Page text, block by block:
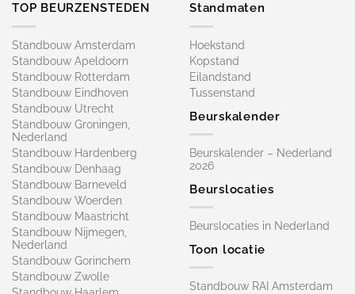
TOP BEURZENSTEDEN
Standbouw Amsterdam
Standbouw Apeldoorn
Standbouw Rotterdam
Standbouw Eindhoven
Standbouw Utrecht
Standbouw Groningen,
Nederland
Standbouw Hardenberg
Standbouw Denhaag
Standbouw Barneveld
Standbouw Woerden
Standbouw Maastricht
Standbouw Nijmegen,
Nederland
Standbouw Gorinchem
Standbouw Zwolle
Standmaten
Hoekstand
Kopstand
Eilandstand
Tussenstand
Beurskalender
Beurskalender – Nederland
2026
Beurslocaties
Beurslocaties in Nederland
Toon locatie
Standbouw RAI Amsterdam